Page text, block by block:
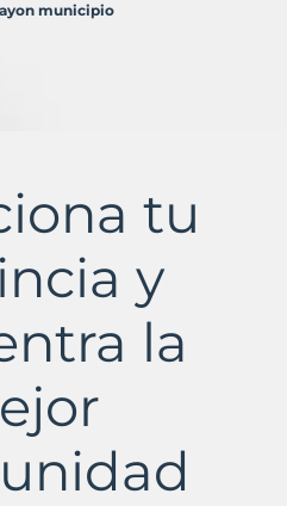
municipio
tu
y
la